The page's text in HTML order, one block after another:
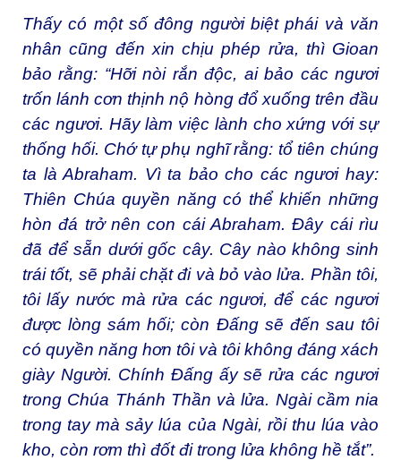
Thấy có một số đông người biệt phái và văn
nhân cũng đến xin chịu phép rửa, thì Gioan
bảo rằng: “Hỡi nòi rắn độc, ai bảo các ngươi
trốn lánh cơn thịnh nộ hòng đổ xuống trên đầu
các ngươi. Hãy làm việc lành cho xứng với sự
thống hối. Chớ tự phụ nghĩ rằng: tổ tiên chúng
ta là Abraham. Vì ta bảo cho các ngươi hay:
Thiên Chúa quyền năng có thể khiến những
hòn đá trở nên con cái Abraham. Ðây cái rìu
đã để sẵn dưới gốc cây. Cây nào không sinh
trái tốt, sẽ phải chặt đi và bỏ vào lửa. Phần tôi,
tôi lấy nước mà rửa các ngươi, để các ngươi
được lòng sám hối; còn Ðấng sẽ đến sau tôi
có quyền năng hơn tôi và tôi không đáng xách
giày Người. Chính Ðấng ấy sẽ rửa các ngươi
trong Chúa Thánh Thần và lửa. Ngài cầm nia
trong tay mà sảy lúa của Ngài, rồi thu lúa vào
kho, còn rơm thì đốt đi trong lửa không hề tắt”.